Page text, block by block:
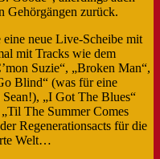
Gehörgängen zurück.
eine neue Live-Scheibe mit
mit Tracks wie dem
Suzie“, „Broken Man“,
Blind“ (was für eine
Sean!), „I Got The Blues“
The Summer Comes
Regenerationsacts für die
Welt…